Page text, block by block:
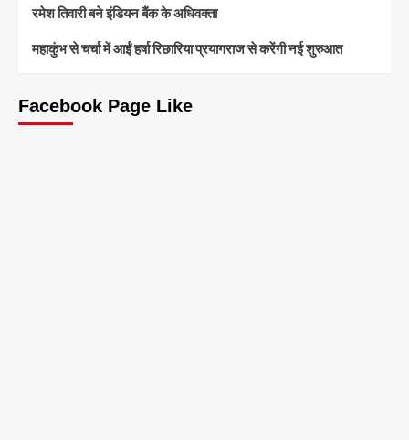
रमेश तिवारी बने इंडियन बैंक के अधिवक्ता
महाकुंभ से चर्चा में आईं हर्षा रिछारिया प्रयागराज से करेंगी नई शुरुआत
Facebook Page Like